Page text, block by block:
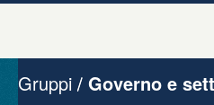
Gruppi
Gruppi Governo e